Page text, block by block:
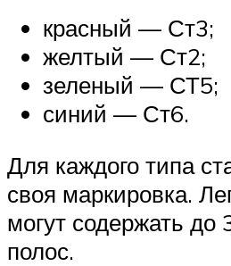
красный — Ст3;
желтый — Ст2;
зеленый — СТ5;
синий — Ст6.
Для каждого типа
своя маркировка.
могут содержать до
полос.